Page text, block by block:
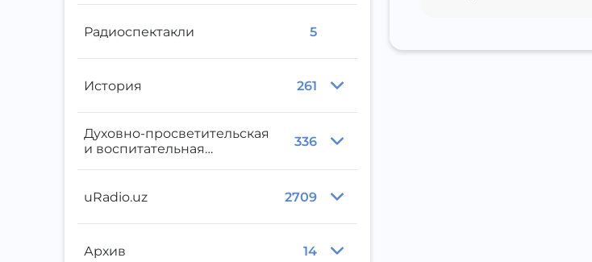
Радиоспектакли 5
История 261
Духовно-просветительская
и воспитательная
336
uRadio.uz 2709
Архив 14